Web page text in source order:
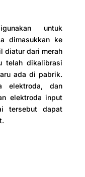
untuk
dimasukkan ke
diatur dari merah
telah dikalibrasi
ada di pabrik.
elektroda, dan
elektroda input
tersebut dapat